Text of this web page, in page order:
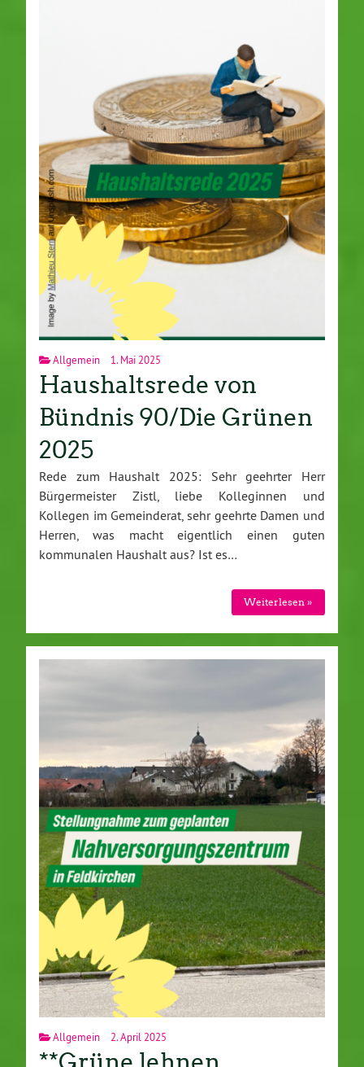
Allgemein 1. Mai 2025
Haushaltsrede von
Bündnis 90/Die Grünen
2025
Rede zum Haushalt 2025: Sehr geehrter Herr
Bürgermeister Zistl, liebe Kolleginnen und
Kollegen im Gemeinderat, sehr geehrte Damen und
Herren, was macht eigentlich einen guten
kommunalen Haushalt aus? Ist es…
Weiterlesen »
Allgemein 2. April 2025